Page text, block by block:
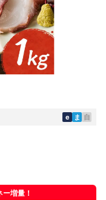
e ま 自
増量！